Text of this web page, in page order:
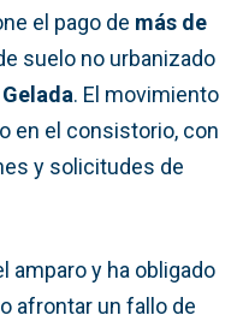
el pago de más de
suelo no urbanizado
. El movimiento
en el consistorio, con
y solicitudes de
amparo y ha obligado
afrontar un fallo de